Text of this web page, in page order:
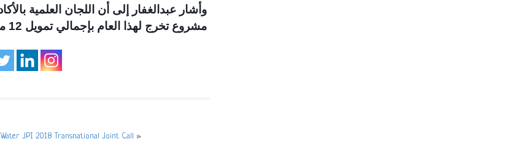
مشروع تخرج لهذا العام بإجمالي تمويل 12 مليون جنيه
Water JPI 2018 Transnational Joint Call »